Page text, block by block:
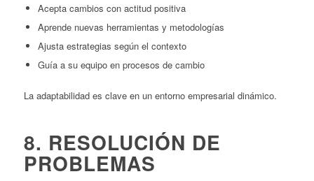
Acepta cambios con actitud positiva
Aprende nuevas herramientas y metodologías
Ajusta estrategias según el contexto
Guía a su equipo en procesos de cambio
La adaptabilidad es clave en un entorno empresarial dinámico.
8. RESOLUCIÓN DE
PROBLEMAS